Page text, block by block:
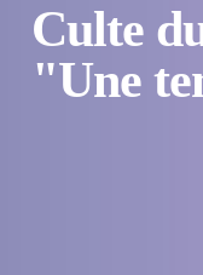
Culte
"Une